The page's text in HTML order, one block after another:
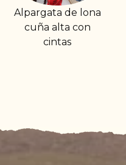
Alpargata de lona
cuña media con
tira al talón